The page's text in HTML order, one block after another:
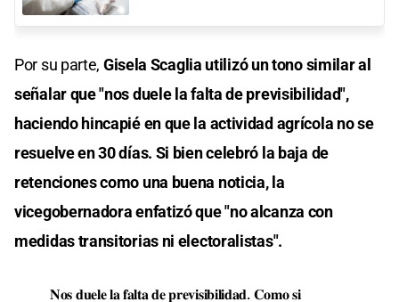
Por su parte, Gisela Scaglia utilizó un tono similar al
señalar que "nos duele la falta de previsibilidad",
haciendo hincapié en que la actividad agrícola no se
resuelve en 30 días. Si bien celebró la baja de
retenciones como una buena noticia, la
vicegobernadora enfatizó que "no alcanza con
medidas transitorias ni electoralistas".
𝐍𝐨𝐬 𝐝𝐮𝐞𝐥𝐞 𝐥𝐚 𝐟𝐚𝐥𝐭𝐚 𝐝𝐞 𝐩𝐫𝐞𝐯𝐢𝐬𝐢𝐛𝐢𝐥𝐢𝐝𝐚𝐝. 𝐂𝐨𝐦𝐨 𝐬𝐢